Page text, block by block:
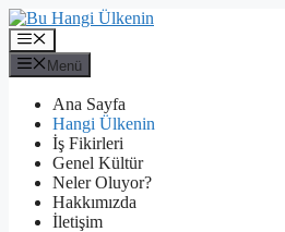
İçeriğe
atla
Menü
Menü
Ana Sayfa
Hangi Ülkenin
İş Fikirleri
Genel Kültür
Neler Oluyor?
Hakkımızda
İletişim